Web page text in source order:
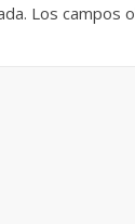
Los campos